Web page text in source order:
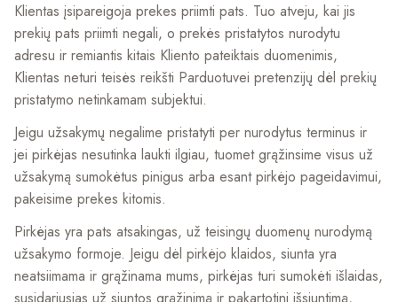
Klientas įsipareigoja prekes priimti pats. Tuo atveju, kai jis
prekių pats priimti negali, o prekės pristatytos nurodytu
adresu ir remiantis kitais Kliento pateiktais duomenimis,
Klientas neturi teisės reikšti Parduotuvei pretenzijų dėl prekių
pristatymo netinkamam subjektui.
Jeigu užsakymų negalime pristatyti per nurodytus terminus ir
jei pirkėjas nesutinka laukti ilgiau, tuomet grąžinsime visus už
užsakymą sumokėtus pinigus arba esant pirkėjo pageidavimui,
pakeisime prekes kitomis.
Pirkėjas yra pats atsakingas, už teisingų duomenų nurodymą
užsakymo formoje. Jeigu dėl pirkėjo klaidos, siunta yra
neatsiimama ir grąžinama mums, pirkėjas turi sumokėti išlaidas,